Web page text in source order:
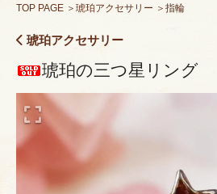
TOP PAGE ＞琥珀アクセサリー ＞指輪
琥珀アクセサリー
琥珀の三つ星リング